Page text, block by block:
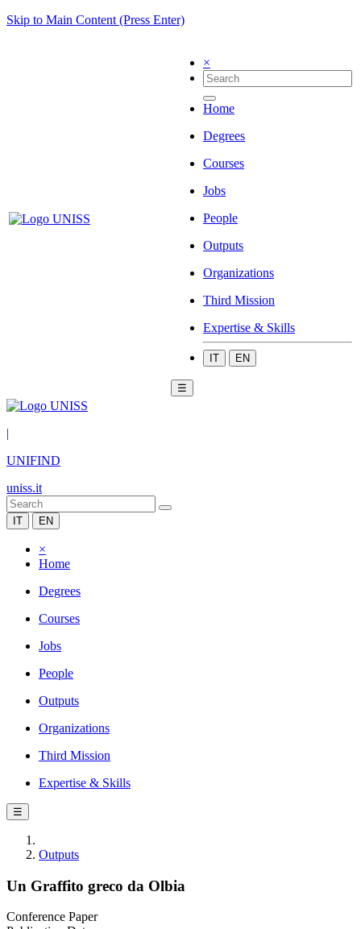
Skip to Main Content (Press Enter)
×
Home
Degrees
Courses
Jobs
People
Outputs
Organizations
Third Mission
Expertise & Skills
IT EN
☰
|
UNIFIND
uniss.it
IT EN
×
Home
Degrees
Courses
Jobs
People
Outputs
Organizations
Third Mission
Expertise & Skills
☰
Outputs
Un Graffito greco da Olbia
Conference Paper